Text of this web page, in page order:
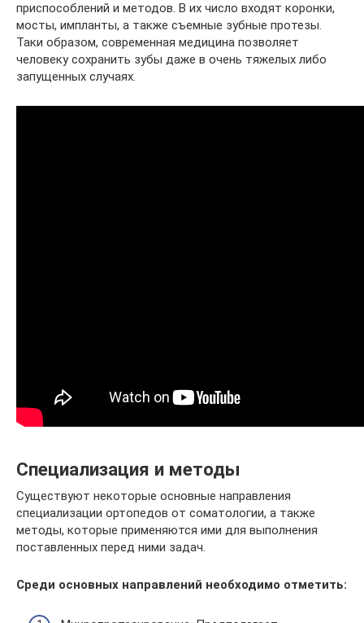
приспособлений и методов. В их число входят коронки,
мосты, импланты, а также съемные зубные протезы.
Таки образом, современная медицина позволяет
человеку сохранить зубы даже в очень тяжелых либо
запущенных случаях.
Специализация и методы
Существуют некоторые основные направления
специализации ортопедов от соматологии, а также
методы, которые применяются ими для выполнения
поставленных перед ними задач.
Среди основных направлений необходимо отметить: